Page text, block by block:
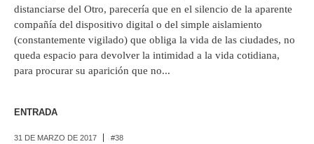
distanciarse del Otro, parecería que en el silencio de la aparente
compañía del dispositivo digital o del simple aislamiento
(constantemente vigilado) que obliga la vida de las ciudades, no
queda espacio para devolver la intimidad a la vida cotidiana,
para procurar su aparición que no...
ENTRADA
31 DE MARZO DE 2017 #38